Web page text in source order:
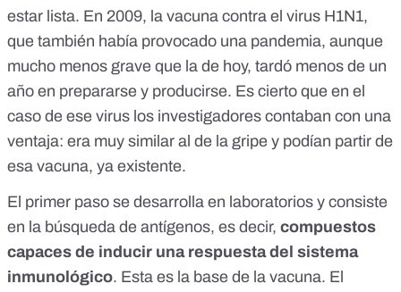
estar lista. En 2009, la vacuna contra el virus H1N1,
que también había provocado una pandemia, aunque
mucho menos grave que la de hoy, tardó menos de un
año en prepararse y producirse. Es cierto que en el
caso de ese virus los investigadores contaban con una
ventaja: era muy similar al de la gripe y podían partir de
esa vacuna, ya existente.
El primer paso se desarrolla en laboratorios y consiste
en la búsqueda de antígenos, es decir, compuestos
capaces de inducir una respuesta del sistema
inmunológico. Esta es la base de la vacuna. El